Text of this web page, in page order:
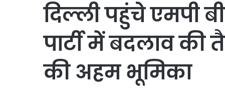
दिल्ली पहुंचे एमपी
पार्टी में बदलाव
की अहम भूमिका